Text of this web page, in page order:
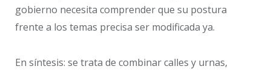
gobierno necesita comprender que su postura
frente a los temas precisa ser modificada ya.
En síntesis: se trata de combinar calles y urnas,